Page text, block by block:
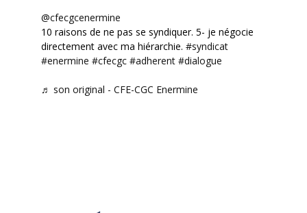
@cfecgcenermine
10 raisons de ne pas se syndiquer. 5- je négocie
directement avec ma hiérarchie. #syndicat
#enermine #cfecgc #adherent #dialogue
♬ son original - CFE-CGC Enermine